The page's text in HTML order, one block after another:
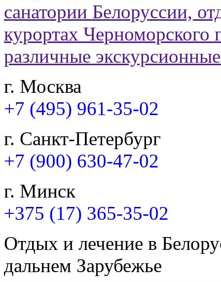
г. Москва
+7 (495) 961-35-02
г. Санкт-Петербург
+7 (900) 630-47-02
г. Минск
+375 (17) 365-35-02
Отдых и лечение в
дальнем Зарубежье